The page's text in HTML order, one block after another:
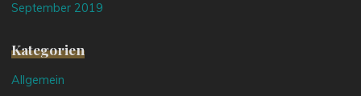
September 2019
Kategorien
Allgemein